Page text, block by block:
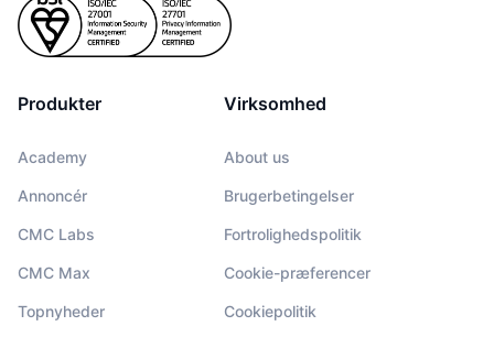
Produkter
Academy
Annoncér
CMC Labs
CMC Max
Topnyheder
Virksomhed
About us
Brugerbetingelser
Fortrolighedspolitik
Cookie-præferencer
Cookiepolitik